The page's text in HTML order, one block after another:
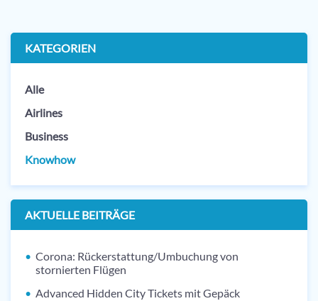
KATEGORIEN
Alle
Airlines
Business
Knowhow
AKTUELLE BEITRÄGE
Corona: Rückerstattung/Umbuchung von
stornierten Flügen
Advanced Hidden City Tickets mit Gepäck